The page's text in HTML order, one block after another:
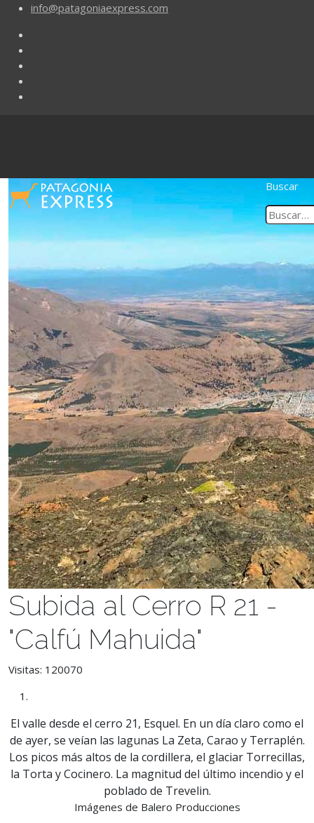
info@patagoniaexpress.com
Buscar
Subida al Cerro R 21 -
"Calfú Mahuida"
Visitas: 120070
El valle desde el cerro 21, Esquel. En un día claro como el
de ayer, se veían las lagunas La Zeta, Carao y Terraplén.
Los picos más altos de la cordillera, el glaciar Torrecillas,
la Torta y Cocinero. La magnitud del último incendio y el
poblado de Trevelin.
Imágenes de Balero Producciones